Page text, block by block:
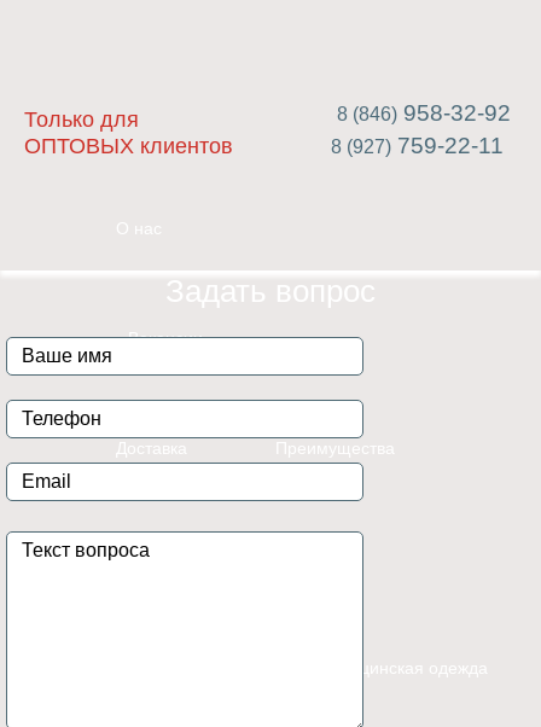
Только для
ОПТОВЫХ клиентов
8 (846) 958-32-92
8 (927) 759-22-11
О нас
Вакансии
Доставка Преимущества
Каталог
Медицинская одежда
Задать вопрос